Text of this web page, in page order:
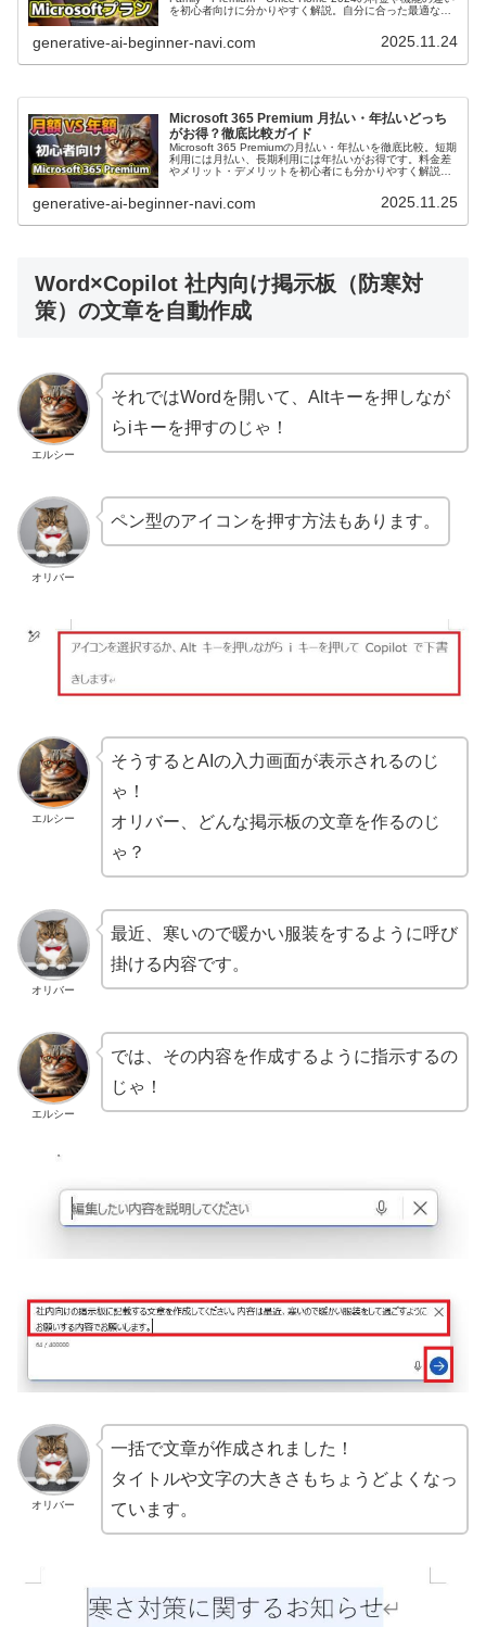
を初心者向けに分かりやすく解説。自分に合った最適なプ
generative-ai-beginner-navi.com 2025.11.24
Microsoft 365 Premium 月払い・年払いどっち
がお得？徹底比較ガイド
Microsoft 365 Premiumの月払い・年払いを徹底比較。短期
利用には月払い、長期利用には年払いがお得です。料金差
やメリット・デメリットを初心者にも分かりやすく解説し
generative-ai-beginner-navi.com 2025.11.25
Word×Copilot 社内向け掲示板（防寒対
策）の文章を自動作成
エルシー
それではWordを開いて、Altキーを押しなが
らiキーを押すのじゃ！
オリバー
ペン型のアイコンを押す方法もあります。
エルシー
そうするとAIの入力画面が表示されるのじ
ゃ！
オリバー、どんな掲示板の文章を作るのじ
ゃ？
オリバー
最近、寒いので暖かい服装をするように呼び
掛ける内容です。
エルシー
では、その内容を作成するように指示するの
じゃ！
オリバー
一括で文章が作成されました！
タイトルや文字の大きさもちょうどよくなっ
ています。